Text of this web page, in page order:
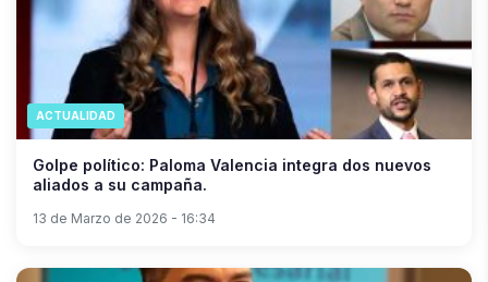
ACTUALIDAD
Golpe político: Paloma Valencia integra dos nuevos
aliados a su campaña.
13 de Marzo de 2026 - 16:34